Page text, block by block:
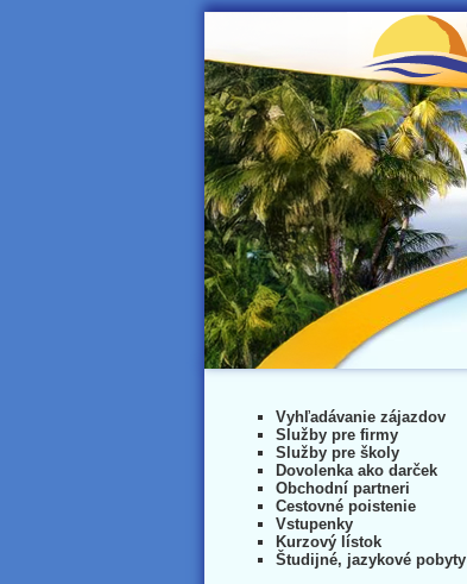
Vyhľadávanie zájazdov
Služby pre firmy
Služby pre školy
Dovolenka ako darček
Obchodní partneri
Cestovné poistenie
Vstupenky
Kurzový lístok
Študijné, jazykové pobyty